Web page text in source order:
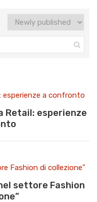
Retail: esperienze
settore Fashion